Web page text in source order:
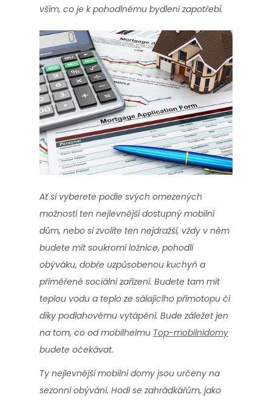
vším, co je k pohodlnému bydlení zapotřebí.
Ať si vyberete podle svých omezených
možností ten nejlevnější dostupný mobilní
dům, nebo si zvolíte ten nejdražší, vždy v něm
budete mít soukromí ložnice, pohodlí
obýváku, dobře uzpůsobenou kuchyň a
přiměřené sociální zařízení. Budete tam mít
teplou vodu a teplo ze sálajícího přímotopu či
díky podlahovému vytápění. Bude záležet jen
na tom, co od mobilheimu Top-mobilnidomy
budete očekávat.
Ty nejlevnější mobilní domy jsou určeny na
sezonní obývání. Hodí se zahrádkářům, jako